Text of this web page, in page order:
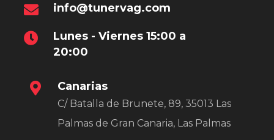
info@tunervag.com
Lunes - Viernes 15:00 a
20:00
Canarias
C/ Batalla de Brunete, 89, 35013 Las
Palmas de Gran Canaria, Las Palmas